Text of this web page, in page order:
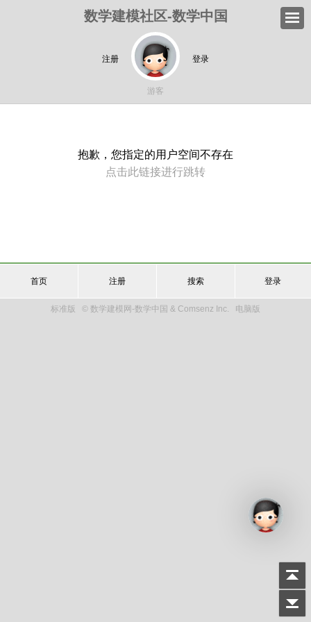
数学建模社区-数学中国
注册 登录
游客
抱歉，您指定的用户空间不存在
点击此链接进行跳转
首页 注册 搜索 登录
标准版 © 数学建模网-数学中国 & Comsenz Inc. 电脑版